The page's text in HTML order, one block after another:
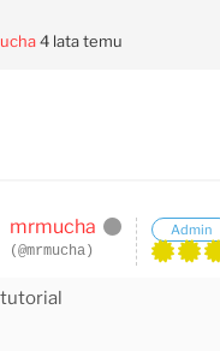
4 lata temu
mrmucha
(@mrmucha)
Admin